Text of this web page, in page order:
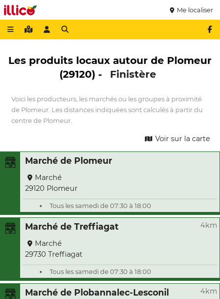
Me localiser
Les produits locaux autour de Plomeur
(29120) -
Finistère
Voici les producteurs, les marchés ou les groupes à proximité
de Plomeur. Les distances indiquées sont calculés à partir du
centre de Plomeur.
Voir sur la carte
Marché de Plomeur
Marché
29120 Plomeur
Tous les samedi de 07:30 à 18:00
Marché de Treffiagat 4km
Marché
29730 Treffiagat
Tous les samedi de 07:30 à 18:00
Marché de Plobannalec-Lesconil 4km